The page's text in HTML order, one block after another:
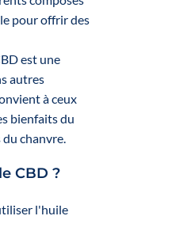
pour offrir des
est une
autres
à ceux
bienfaits du
du chanvre.
CBD ?
l'huile